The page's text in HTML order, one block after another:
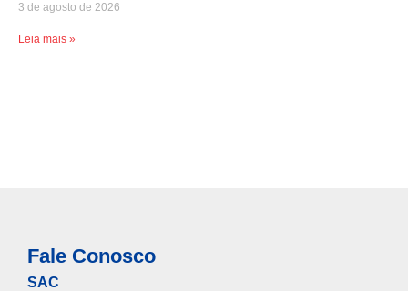
3 de agosto de 2026
Leia mais »
Fale Conosco
SAC